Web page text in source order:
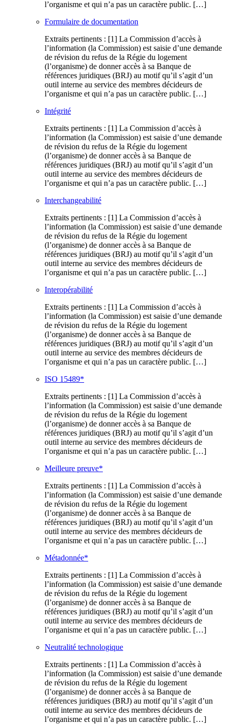
l’organisme et qui n’a pas un caractère public. […]
Formulaire de documentation
Extraits pertinents : [1] La Commission d’accès à
l’information (la Commission) est saisie d’une demande
de révision du refus de la Régie du logement
(l’organisme) de donner accès à sa Banque de
références juridiques (BRJ) au motif qu’il s’agit d’un
outil interne au service des membres décideurs de
l’organisme et qui n’a pas un caractère public. […]
Intégrité
Extraits pertinents : [1] La Commission d’accès à
l’information (la Commission) est saisie d’une demande
de révision du refus de la Régie du logement
(l’organisme) de donner accès à sa Banque de
références juridiques (BRJ) au motif qu’il s’agit d’un
outil interne au service des membres décideurs de
l’organisme et qui n’a pas un caractère public. […]
Interchangeabilité
Extraits pertinents : [1] La Commission d’accès à
l’information (la Commission) est saisie d’une demande
de révision du refus de la Régie du logement
(l’organisme) de donner accès à sa Banque de
références juridiques (BRJ) au motif qu’il s’agit d’un
outil interne au service des membres décideurs de
l’organisme et qui n’a pas un caractère public. […]
Interopérabilité
Extraits pertinents : [1] La Commission d’accès à
l’information (la Commission) est saisie d’une demande
de révision du refus de la Régie du logement
(l’organisme) de donner accès à sa Banque de
références juridiques (BRJ) au motif qu’il s’agit d’un
outil interne au service des membres décideurs de
l’organisme et qui n’a pas un caractère public. […]
ISO 15489*
Extraits pertinents : [1] La Commission d’accès à
l’information (la Commission) est saisie d’une demande
de révision du refus de la Régie du logement
(l’organisme) de donner accès à sa Banque de
références juridiques (BRJ) au motif qu’il s’agit d’un
outil interne au service des membres décideurs de
l’organisme et qui n’a pas un caractère public. […]
Meilleure preuve*
Extraits pertinents : [1] La Commission d’accès à
l’information (la Commission) est saisie d’une demande
de révision du refus de la Régie du logement
(l’organisme) de donner accès à sa Banque de
références juridiques (BRJ) au motif qu’il s’agit d’un
outil interne au service des membres décideurs de
l’organisme et qui n’a pas un caractère public. […]
Métadonnée*
Extraits pertinents : [1] La Commission d’accès à
l’information (la Commission) est saisie d’une demande
de révision du refus de la Régie du logement
(l’organisme) de donner accès à sa Banque de
références juridiques (BRJ) au motif qu’il s’agit d’un
outil interne au service des membres décideurs de
l’organisme et qui n’a pas un caractère public. […]
Neutralité technologique
Extraits pertinents : [1] La Commission d’accès à
l’information (la Commission) est saisie d’une demande
de révision du refus de la Régie du logement
(l’organisme) de donner accès à sa Banque de
références juridiques (BRJ) au motif qu’il s’agit d’un
outil interne au service des membres décideurs de
l’organisme et qui n’a pas un caractère public. […]